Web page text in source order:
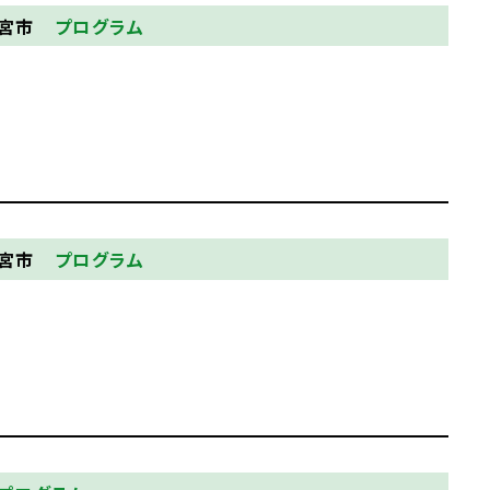
市 プログラム
市 プログラム